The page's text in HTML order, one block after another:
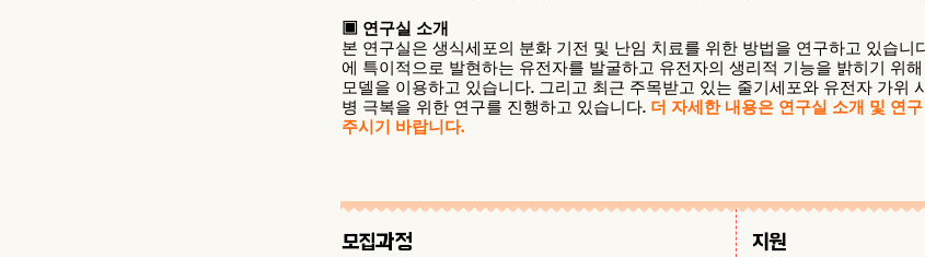
▣ 연구실 소개
본 연구실은 생식세포의 분화 기전 및 난임 치료를 위한 방법을 연구하고 있습니
에 특이적으로 발현하는 유전자를 발굴하고 유전자의 생리적 기능을 밝히기 위
모델을 이용하고 있습니다. 그리고 최근 주목받고 있는 줄기세포와 유전자 가위
병 극복을 위한 연구를 진행하고 있습니다. 더 자세한 내용은 연구실 소개 및 연
주시기 바랍니다.
모집과정 지원